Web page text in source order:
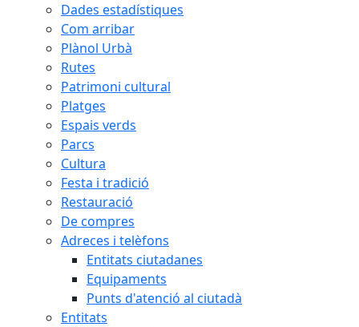
Dades estadístiques
Com arribar
Plànol Urbà
Rutes
Patrimoni cultural
Platges
Espais verds
Parcs
Cultura
Festa i tradició
Restauració
De compres
Adreces i telèfons
Entitats ciutadanes
Equipaments
Punts d'atenció al ciutadà
Entitats